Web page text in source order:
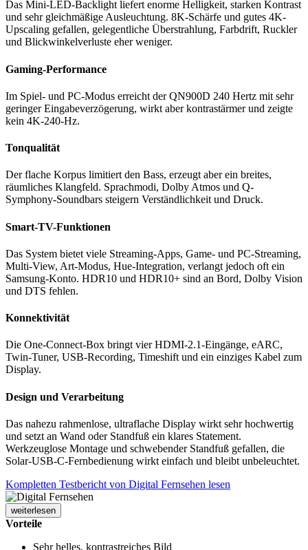
Das Mini-LED-Backlight liefert enorme Helligkeit, starken Kontrast
und sehr gleichmäßige Ausleuchtung. 8K-Schärfe und gutes 4K-
Upscaling gefallen, gelegentliche Überstrahlung, Farbdrift, Ruckler
und Blickwinkelverluste eher weniger.
Gaming-Performance
Im Spiel- und PC-Modus erreicht der QN900D 240 Hertz mit sehr
geringer Eingabeverzögerung, wirkt aber kontrastärmer und zeigte
kein 4K-240-Hz.
Tonqualität
Der flache Korpus limitiert den Bass, erzeugt aber ein breites,
räumliches Klangfeld. Sprachmodi, Dolby Atmos und Q-
Symphony-Soundbars steigern Verständlichkeit und Druck.
Smart-TV-Funktionen
Das System bietet viele Streaming-Apps, Game- und PC-Streaming,
Multi-View, Art-Modus, Hue-Integration, verlangt jedoch oft ein
Samsung-Konto. HDR10 und HDR10+ sind an Bord, Dolby Vision
und DTS fehlen.
Konnektivität
Die One-Connect-Box bringt vier HDMI-2.1-Eingänge, eARC,
Twin-Tuner, USB-Recording, Timeshift und ein einziges Kabel zum
Display.
Design und Verarbeitung
Das nahezu rahmenlose, ultraflache Display wirkt sehr hochwertig
und setzt an Wand oder Standfuß ein klares Statement.
Werkzeuglose Montage und schwebender Standfuß gefallen, die
Solar-USB-C-Fernbedienung wirkt einfach und bleibt unbeleuchtet.
Kompletten Testbericht von Digital Fernsehen lesen
weiterlesen
Vorteile
Sehr helles, kontrastreiches Bild